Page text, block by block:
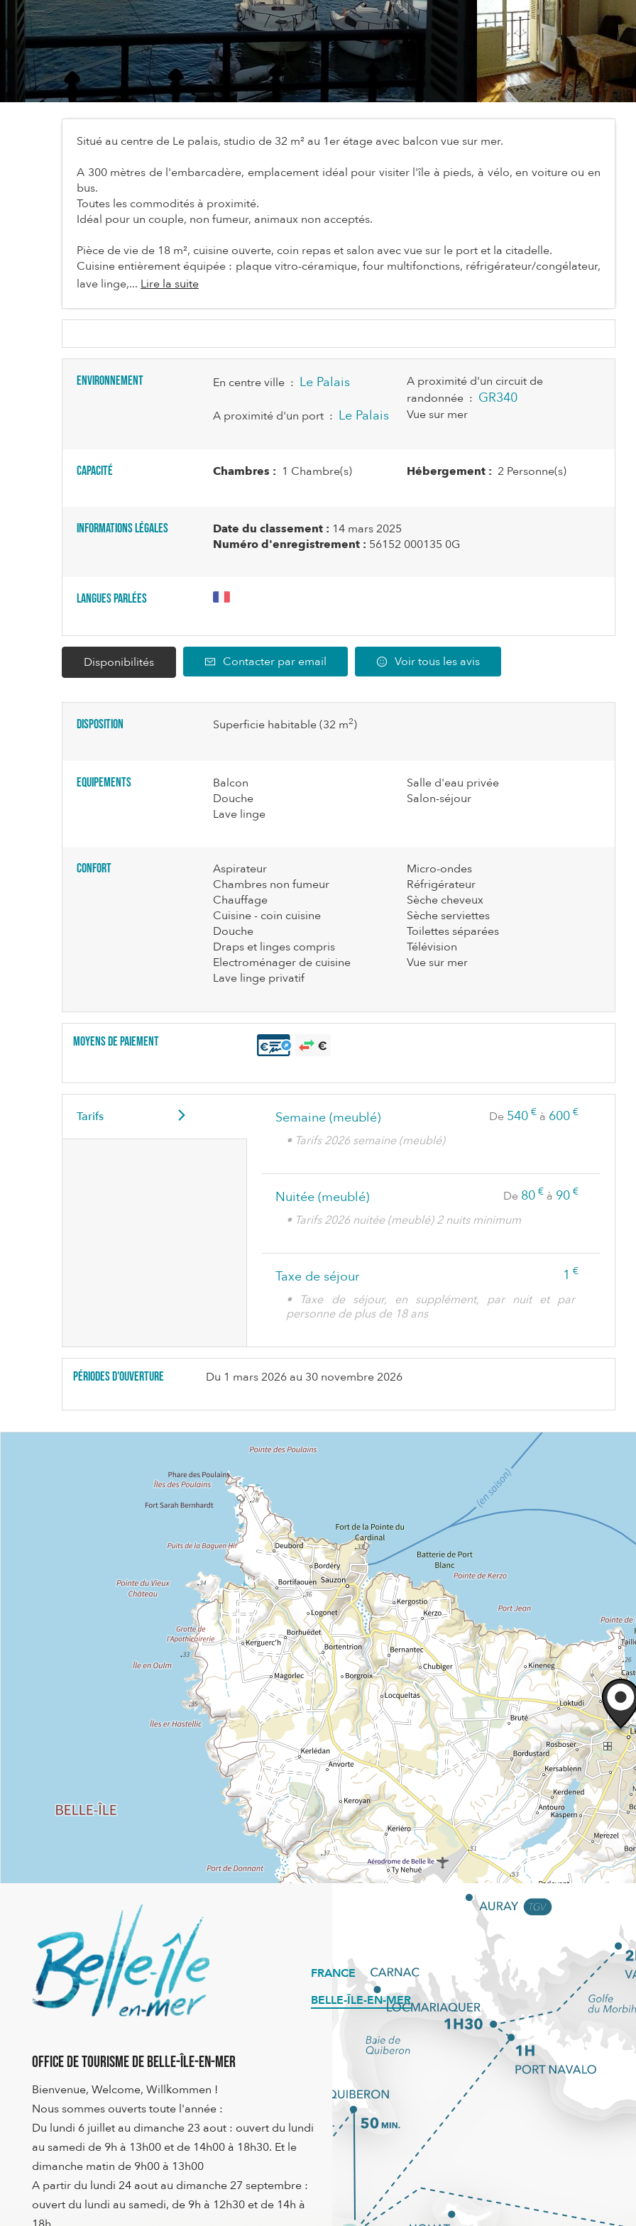
Situé au centre de Le palais, studio de 32 m² au 1er étage avec balcon vue sur mer.
A 300 mètres de l'embarcadère, emplacement idéal pour visiter l'île à pieds, à vélo, en voiture ou en
bus.
Toutes les commodités à proximité.
Idéal pour un couple, non fumeur, animaux non acceptés.
Pièce de vie de 18 m², cuisine ouverte, coin repas et salon avec vue sur le port et la citadelle.
Cuisine entièrement équipée : plaque vitro-céramique, four multifonctions, réfrigérateur/congélateur,
lave linge,... Lire la suite
Environnement En centre ville : Le Palais
A proximité d'un circuit de
randonnée : GR340
A proximité d'un port : Le Palais Vue sur mer
Capacité Chambres : 1 Chambre(s) Hébergement : 2 Personne(s)
Informations légales Date du classement : 14 mars 2025
Numéro d'enregistrement : 56152 000135 0G
Langues parlées
Disponibilités Contacter par email Voir tous les avis
Disposition Superficie habitable(32 m2)
Equipements
Balcon
Douche
Lave linge
Salle d'eau privée
Salon-séjour
Confort
Aspirateur
Chambres non fumeur
Chauffage
Cuisine - coin cuisine
Douche
Draps et linges compris
Electroménager de cuisine
Lave linge privatif
Micro-ondes
Réfrigérateur
Sèche cheveux
Sèche serviettes
Toilettes séparées
Télévision
Vue sur mer
Moyens de paiement
Tarifs Semaine (meublé) De 540 € à 600 €
• Tarifs 2026 semaine (meublé)
Nuitée (meublé) De 80 € à 90 €
• Tarifs 2026 nuitée (meublé) 2 nuits minimum
Taxe de séjour 1 €
• Taxe de séjour, en supplément, par nuit et par
personne de plus de 18 ans
Périodes d'ouverture Du 1 mars 2026 au 30 novembre 2026
Office de Tourisme de Belle-Île-en-Mer
Bienvenue, Welcome, Willkommen !
Nous sommes ouverts toute l'année :
Du lundi 6 juillet au dimanche 23 aout : ouvert du lundi
au samedi de 9h à 13h00 et de 14h00 à 18h30. Et le
dimanche matin de 9h00 à 13h00
A partir du lundi 24 aout au dimanche 27 septembre :
ouvert du lundi au samedi, de 9h à 12h30 et de 14h à
FRANCE
BELLE-ÎLE-EN-MER